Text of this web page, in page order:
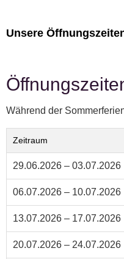
Unsere
Während der
Zeitraum
29.06.2026 – 03.07.2026
06.07.2026 – 10.07.2026
13.07.2026 – 17.07.2026
20.07.2026 – 24.07.2026